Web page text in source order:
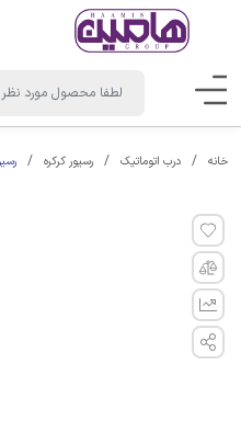
خانه درب اتوماتیک رسیور کرکره